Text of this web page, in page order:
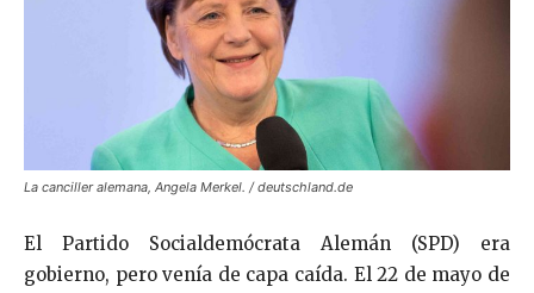
La canciller alemana, Angela Merkel. / deutschland.de
El Partido Socialdemócrata Alemán (SPD) era
gobierno, pero venía de capa caída. El 22 de mayo de